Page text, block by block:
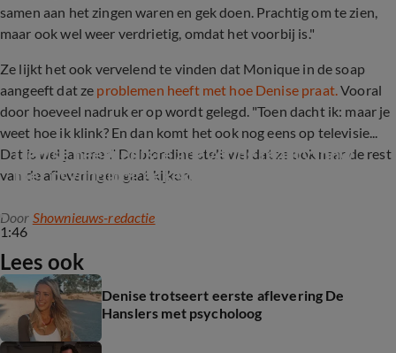
samen aan het zingen waren en gek doen. Prachtig om te zien,
maar ook wel weer verdrietig, omdat het voorbij is."
Ze lijkt het ook vervelend te vinden dat Monique in de soap
aangeeft dat ze problemen heeft met hoe Denise praat.Vooral
door hoeveel nadruk er op wordt gelegd. "Toen dacht ik: maar je
weet hoe ik klink? En dan komt het ook nog eens op televisie...
Dat is wel jammer." De blondine stelt wel dat ze ook naar de rest
van de afleveringen gaat kijken.
1:46
Denise heeft eerste aflevering realityshow
met psycholoog gekeken
Door Shownieuws-redactie
Lees ook
Denise trotseert eerste aflevering De
Hanslers met psycholoog